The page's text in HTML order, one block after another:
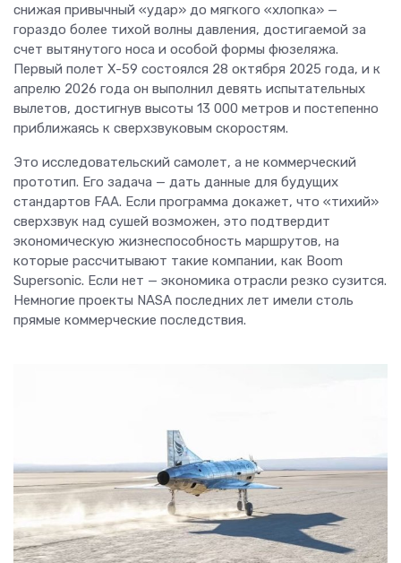
снижая привычный «удар» до мягкого «хлопка» —
гораздо более тихой волны давления, достигаемой за
счет вытянутого носа и особой формы фюзеляжа.
Первый полет X-59 состоялся 28 октября 2025 года, и к
апрелю 2026 года он выполнил девять испытательных
вылетов, достигнув высоты 13 000 метров и постепенно
приближаясь к сверхзвуковым скоростям.
Это исследовательский самолет, а не коммерческий
прототип. Его задача — дать данные для будущих
стандартов FAA. Если программа докажет, что «тихий»
сверхзвук над сушей возможен, это подтвердит
экономическую жизнеспособность маршрутов, на
которые рассчитывают такие компании, как Boom
Supersonic. Если нет — экономика отрасли резко сузится.
Немногие проекты NASA последних лет имели столь
прямые коммерческие последствия.